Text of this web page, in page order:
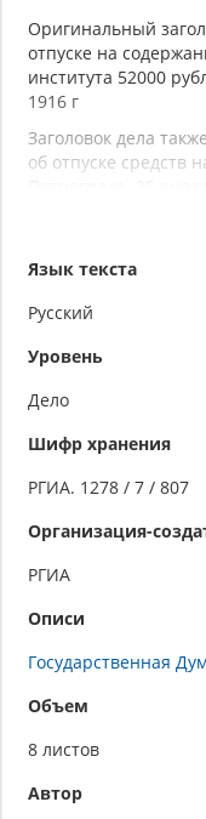
Оригинальный
отпуске на
института 52000
1916 г
Заголовок дела
об отпуске средств
Машинописный
Язык текста
Русский
Уровень
Дело
Шифр хранения
РГИА. 1278 / 7 / 807
Организация-
РГИА
Описи
Государственная
Объем
8 листов
Автор